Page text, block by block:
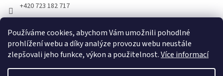
Používáme cookies, abychom Vám umožnili pohodlné
prohlížení webu a díky analýze provozu webu neustále
zlepšovali jeho funkce, výkon a použitelnost.Více informací
+420 723 182 717
Johnny Coffee
prazirna_johnny_coffee/
Vytvořil Shoptet